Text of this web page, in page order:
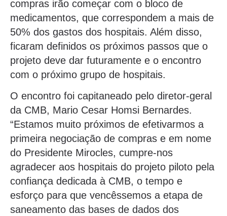
compras irão começar com o bloco de
medicamentos, que correspondem a mais de
50% dos gastos dos hospitais. Além disso,
ficaram definidos os próximos passos que o
projeto deve dar futuramente e o encontro
com o próximo grupo de hospitais.
O encontro foi capitaneado pelo diretor-geral
da CMB, Mario Cesar Homsi Bernardes.
“Estamos muito próximos de efetivarmos a
primeira negociação de compras e em nome
do Presidente Mirocles, cumpre-nos
agradecer aos hospitais do projeto piloto pela
confiança dedicada à CMB, o tempo e
esforço para que vencêssemos a etapa de
saneamento das bases de dados dos